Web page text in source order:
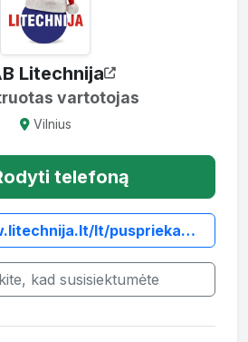
Litechnija
vartotojas
Vilnius
telefoną
lt/puspriekabes/5292-puspriekabe-35t.html
kad susisiektumėte